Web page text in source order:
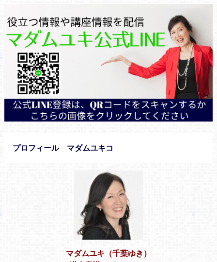
プロフィール マダムユキコ
マダムユキ（千葉ゆき）